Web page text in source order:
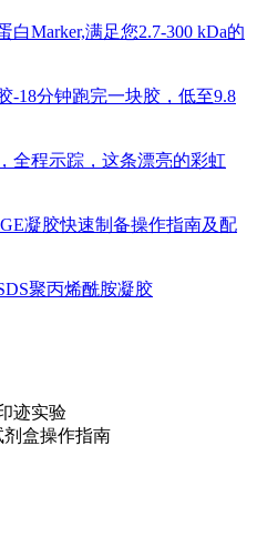
白Marker,满足您2.7-300 kDa的
-18分钟跑完一块胶，低至9.8
全程示踪，这条漂亮的彩虹
凝胶快速制备操作指南及配
聚丙烯酰胺凝胶
迹实验
剂盒操作指南